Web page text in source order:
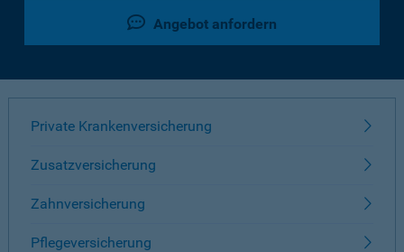
Angebot anfordern
Private Krankenversicherung
Zusatzversicherung
Zahnversicherung
Pflegeversicherung